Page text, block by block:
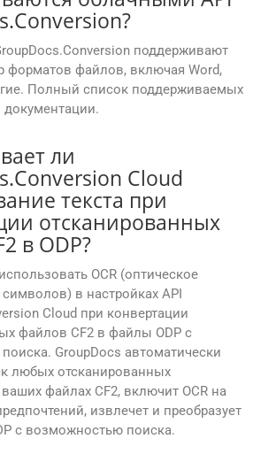
поддерживают
форматов файлов, включая Word,
Полный список поддерживаемых
ли
Cloud
текста при
отсканированных
в ODP?
OCR (оптическое
в настройках API
Cloud при конвертации
файлов CF2 в файлы ODP с
GroupDocs автоматически
любых отсканированных
файлах CF2, включит OCR на
извлечет и преобразует
с возможностью поиска.